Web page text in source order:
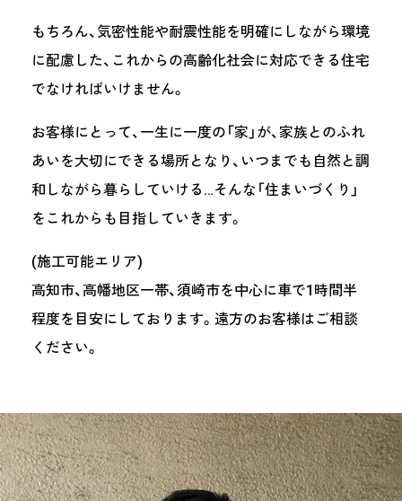
もちろん、気密性能や耐震性能を明確にしながら環境
に配慮した、これからの高齢化社会に対応できる住宅
でなければいけません。
お客様にとって、一生に一度の「家」が、家族とのふれ
あいを大切にできる場所となり、いつまでも自然と調
和しながら暮らしていける…そんな「住まいづくり」
をこれからも目指していきます。
(施工可能エリア)
高知市、高幡地区一帯、須崎市を中心に車で1時間半
程度を目安にしております。遠方のお客様はご相談
ください。